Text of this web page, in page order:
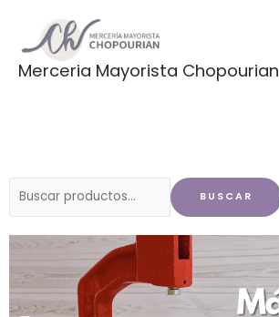
contenido
Merceria Mayorista Chopourian
Buscar
BUSCAR